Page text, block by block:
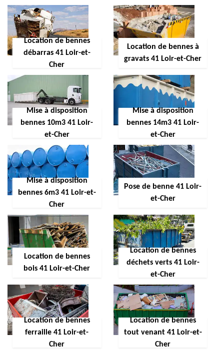
Location de bennes
débarras 41 Loir-et-
Cher
Location de bennes à
gravats 41 Loir-et-Cher
Mise à disposition
bennes 10m3 41 Loir-
et-Cher
Mise à disposition
bennes 14m3 41 Loir-
et-Cher
Mise à disposition
bennes 6m3 41 Loir-et-
Cher
Pose de benne 41 Loir-
et-Cher
Location de bennes
bois 41 Loir-et-Cher
Location de bennes
déchets verts 41 Loir-
et-Cher
Location de bennes
ferraille 41 Loir-et-
Cher
Location de bennes
tout venant 41 Loir-et-
Cher